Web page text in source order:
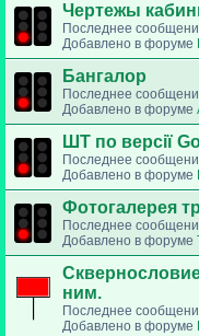
Чертежы
Последнее
Добавлено в форуме
Бангалор
Последнее
Добавлено в форуме
ШТ по версії
Последнее
Добавлено в форуме
Фотогалерея
Последнее
Добавлено в форуме
ним.
Последнее
Добавлено в форуме